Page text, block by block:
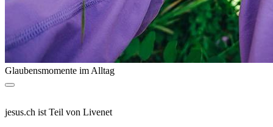
Glaubensmomente im Alltag
jesus.ch ist Teil von Livenet